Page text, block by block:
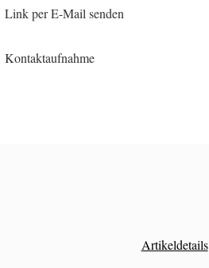
Link per E-Mail senden
Kontaktaufnahme
Artikeldetails